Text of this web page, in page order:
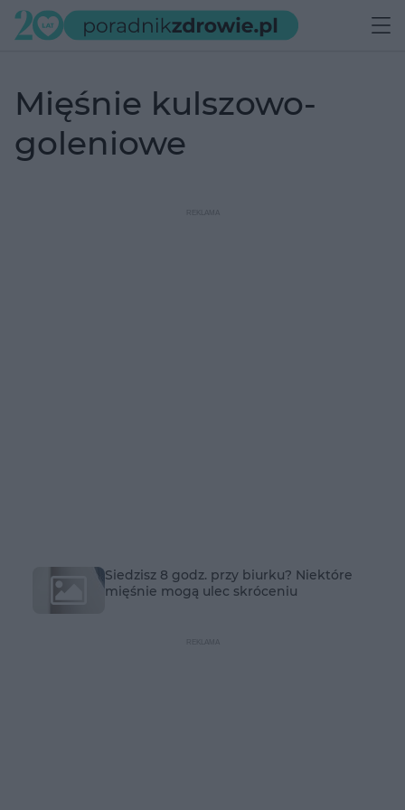
mięśnie kulszowo-
goleniowe
Siedzisz 8 godz. przy biurku? Niektóre
mięśnie mogą ulec skróceniu